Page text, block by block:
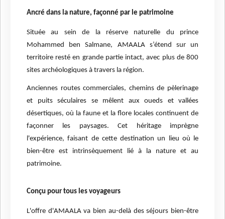
Ancré dans la nature, façonné par le patrimoine
Située au sein de la réserve naturelle du prince
Mohammed ben Salmane, AMAALA s’étend sur un
territoire resté en grande partie intact, avec plus de 800
sites archéologiques à travers la région.
Anciennes routes commerciales, chemins de pèlerinage
et puits séculaires se mêlent aux oueds et vallées
désertiques, où la faune et la flore locales continuent de
façonner les paysages. Cet héritage imprègne
l'expérience, faisant de cette destination un lieu où le
bien-être est intrinsèquement lié à la nature et au
patrimoine.
Conçu pour tous les voyageurs
L'offre d'AMAALA va bien au-delà des séjours bien-être